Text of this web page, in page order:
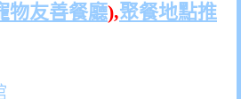
物友善餐廳),聚餐地點推